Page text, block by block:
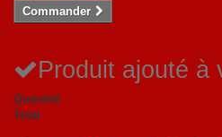
Commander
Produit ajouté à
Quantité
Total